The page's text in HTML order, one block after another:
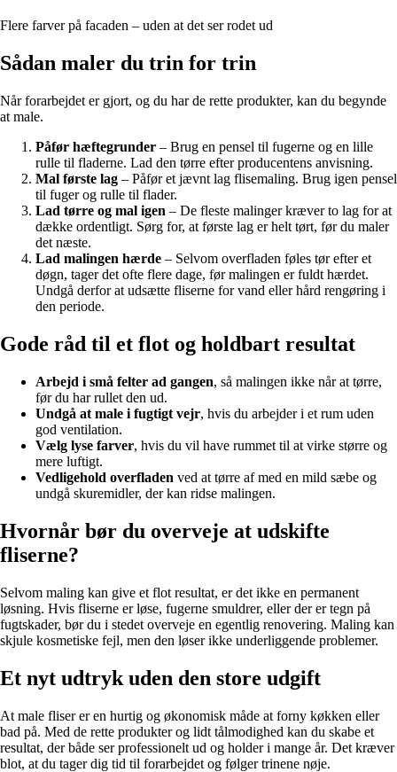
Flere farver på facaden – uden at det ser rodet ud
Sådan maler du trin for trin
Når forarbejdet er gjort, og du har de rette produkter, kan du begynde
at male.
Påfør hæftegrunder – Brug en pensel til fugerne og en lille
rulle til fladerne. Lad den tørre efter producentens anvisning.
Mal første lag – Påfør et jævnt lag flisemaling. Brug igen pensel
til fuger og rulle til flader.
Lad tørre og mal igen – De fleste malinger kræver to lag for at
dække ordentligt. Sørg for, at første lag er helt tørt, før du maler
det næste.
Lad malingen hærde – Selvom overfladen føles tør efter et
døgn, tager det ofte flere dage, før malingen er fuldt hærdet.
Undgå derfor at udsætte fliserne for vand eller hård rengøring i
den periode.
Gode råd til et flot og holdbart resultat
Arbejd i små felter ad gangen, så malingen ikke når at tørre,
før du har rullet den ud.
Undgå at male i fugtigt vejr, hvis du arbejder i et rum uden
god ventilation.
Vælg lyse farver, hvis du vil have rummet til at virke større og
mere luftigt.
Vedligehold overfladen ved at tørre af med en mild sæbe og
undgå skuremidler, der kan ridse malingen.
Hvornår bør du overveje at udskifte
fliserne?
Selvom maling kan give et flot resultat, er det ikke en permanent
løsning. Hvis fliserne er løse, fugerne smuldrer, eller der er tegn på
fugtskader, bør du i stedet overveje en egentlig renovering. Maling kan
skjule kosmetiske fejl, men den løser ikke underliggende problemer.
Et nyt udtryk uden den store udgift
At male fliser er en hurtig og økonomisk måde at forny køkken eller
bad på. Med de rette produkter og lidt tålmodighed kan du skabe et
resultat, der både ser professionelt ud og holder i mange år. Det kræver
blot, at du tager dig tid til forarbejdet og følger trinene nøje.